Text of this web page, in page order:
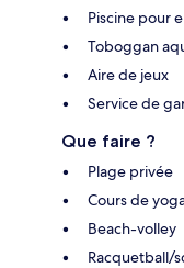
Piscine pour
Toboggan
Aire de jeux
Service de
Que faire ?
Plage privée
Cours de
Beach-volley
Racquetball/